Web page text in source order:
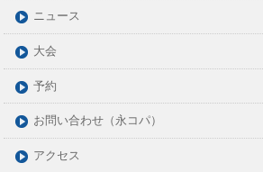
ニュース
大会
予約
お問い合わせ（永コパ）
アクセス